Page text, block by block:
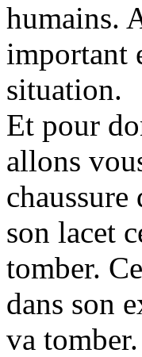
humains.
important
situation.
Et pour
allons
son lacet
tomber.
dans son
va